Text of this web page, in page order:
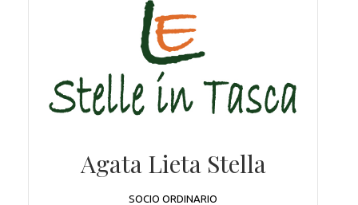
Agata Lieta Stella
SOCIO ORDINARIO